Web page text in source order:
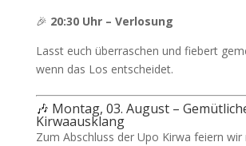
🎉 20:30 Uhr – Verlosung
Lasst euch überraschen und fiebert
wenn das Los entscheidet.
🎶 Montag, 03. August –
Kirwaausklang
Zum Abschluss der Upo Kirwa feiern wir